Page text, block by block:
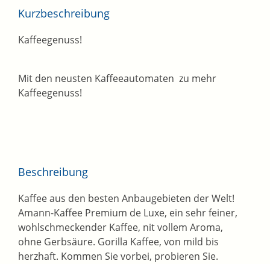
Kurzbeschreibung
Kaffeegenuss!
Mit den neusten Kaffeeautomaten zu mehr
Kaffeegenuss!
Beschreibung
Kaffee aus den besten Anbaugebieten der Welt!
Amann-Kaffee Premium de Luxe, ein sehr feiner,
wohlschmeckender Kaffee, nit vollem Aroma,
ohne Gerbsäure. Gorilla Kaffee, von mild bis
herzhaft. Kommen Sie vorbei, probieren Sie.